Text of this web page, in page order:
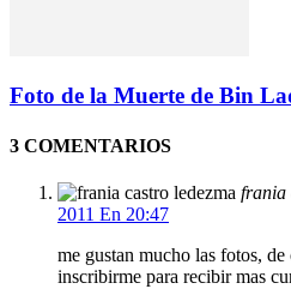
Foto de la Muerte de Bin
3 COMENTARIOS
frania
2011 En 20:47
me gustan mucho las fotos,
inscribirme para recibir mas